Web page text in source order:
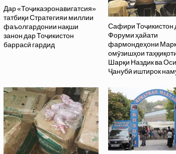
Дар «Тоҷикаэронавигатсия»
татбиқи Стратегияи миллии
фаъолгардонии нақши
занон дар Тоҷикистон
баррасӣ гардид
Сафири Тоҷикистон
Форуми ҳайати
фармондеҳони
омӯзишҳои
Шарқи Наздик ва
Ҷанубӣ иштирок